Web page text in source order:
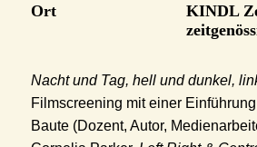
Ort
KINDL
Nacht und Tag, hell und dunkel,
Filmscreening mit einer
Baute (Dozent, Autor,